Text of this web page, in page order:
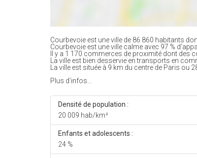
Courbevoie est une ville de 86 860 habitants
Courbevoie est une ville calme avec 97 %
Il y a 1 170 commerces de proximité dont
La ville est bien desservie en transports en
La ville est située à 9 km du centre de Paris ou
Plus d'infos...
Densité de population :
20 009 hab/km²
Enfants et adolescents :
24 %